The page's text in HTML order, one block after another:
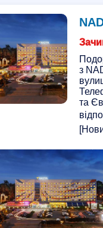
з
та